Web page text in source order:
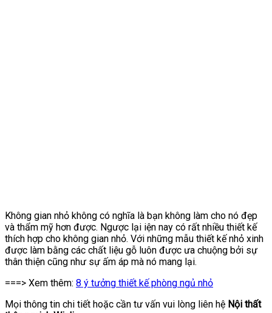
Không gian nhỏ không có nghĩa là bạn không làm cho nó đẹp
và thẩm mỹ hơn được. Ngược lại iện nay có rất nhiều thiết kế
thích hợp cho không gian nhỏ. Với những mẫu thiết kế nhỏ xinh
được làm bằng các chất liệu gỗ luôn được ưa chuộng bởi sự
thân thiện cũng như sự ấm áp mà nó mang lại.
===> Xem thêm: 8 ý tưởng thiết kế phòng ngủ nhỏ
Mọi thông tin chi tiết hoặc cần tư vấn vui lòng liên hệ Nội thất